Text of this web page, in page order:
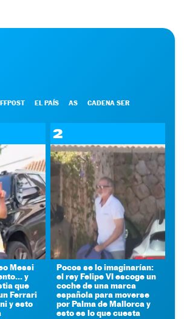
EL PAÍS AS CADENA SER
Messi
y
que
Ferrari
y esto
2
Pocos se lo imaginarían:
el rey Felipe VI escoge un
coche de una marca
española para moverse
por Palma de Mallorca y
esto es lo que cuesta